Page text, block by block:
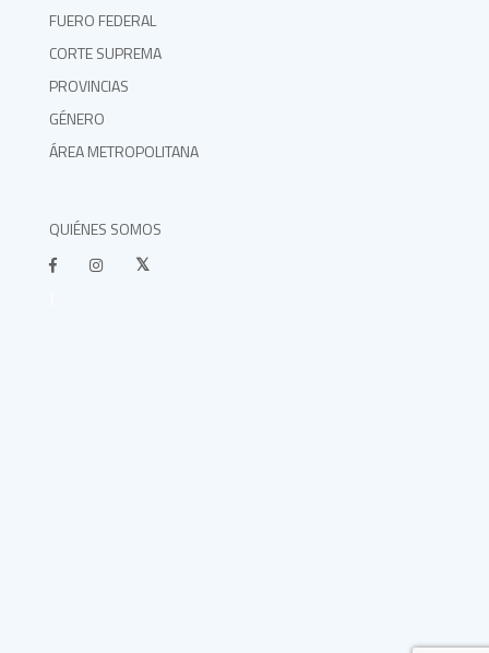
FUERO FEDERAL
CORTE SUPREMA
PROVINCIAS
GÉNERO
ÁREA METROPOLITANA
QUIÉNES SOMOS